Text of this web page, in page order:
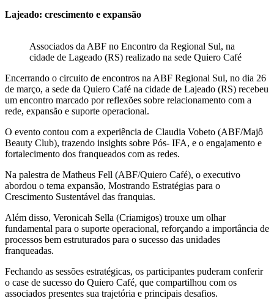
Lajeado: crescimento e expansão
Associados da ABF no Encontro da Regional Sul, na
cidade de Lageado (RS) realizado na sede Quiero Café
Encerrando o circuito de encontros na ABF Regional Sul, no dia 26
de março, a sede da Quiero Café na cidade de Lajeado (RS) recebeu
um encontro marcado por reflexões sobre relacionamento com a
rede, expansão e suporte operacional.
O evento contou com a experiência de Claudia Vobeto (ABF/Majô
Beauty Club), trazendo insights sobre Pós- IFA, e o engajamento e
fortalecimento dos franqueados com as redes.
Na palestra de Matheus Fell (ABF/Quiero Café), o executivo
abordou o tema expansão, Mostrando Estratégias para o
Crescimento Sustentável das franquias.
Além disso, Veronicah Sella (Criamigos) trouxe um olhar
fundamental para o suporte operacional, reforçando a importância de
processos bem estruturados para o sucesso das unidades
franqueadas.
Fechando as sessões estratégicas, os participantes puderam conferir
o case de sucesso do Quiero Café, que compartilhou com os
associados presentes sua trajetória e principais desafios.